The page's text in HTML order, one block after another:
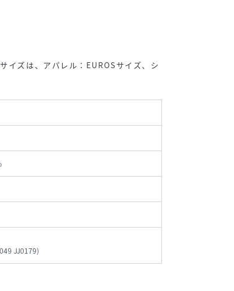
ズは、アパレル：EUROSサイズ、シ
JJ0179)